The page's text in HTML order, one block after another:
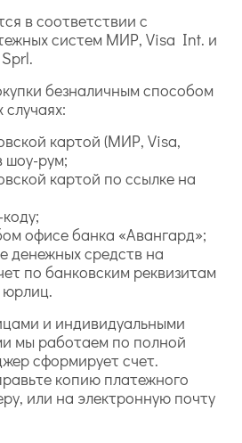
в соответствии с
систем МИР, Visa Int. и
безналичным способом
картой (МИР, Visa,
шоу-рум;
картой по ссылке на
офисе банка «Авангард»;
денежных средств на
по банковским реквизитам
юрлиц.
и индивидуальными
мы работаем по полной
сформирует счет.
копию платежного
или на электронную почту